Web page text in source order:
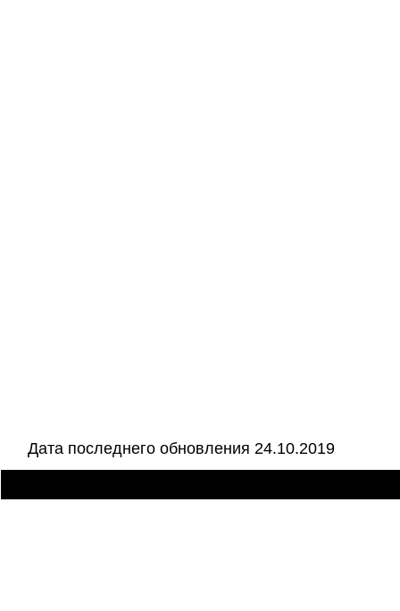
Дата последнего обновления 24.10.2019